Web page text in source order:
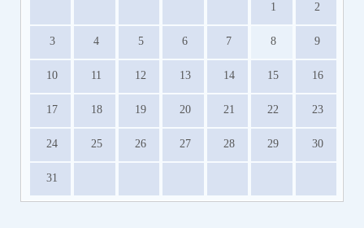
1 2
3 4 5 6 7 8 9
10 11 12 13 14 15 16
17 18 19 20 21 22 23
24 25 26 27 28 29 30
31